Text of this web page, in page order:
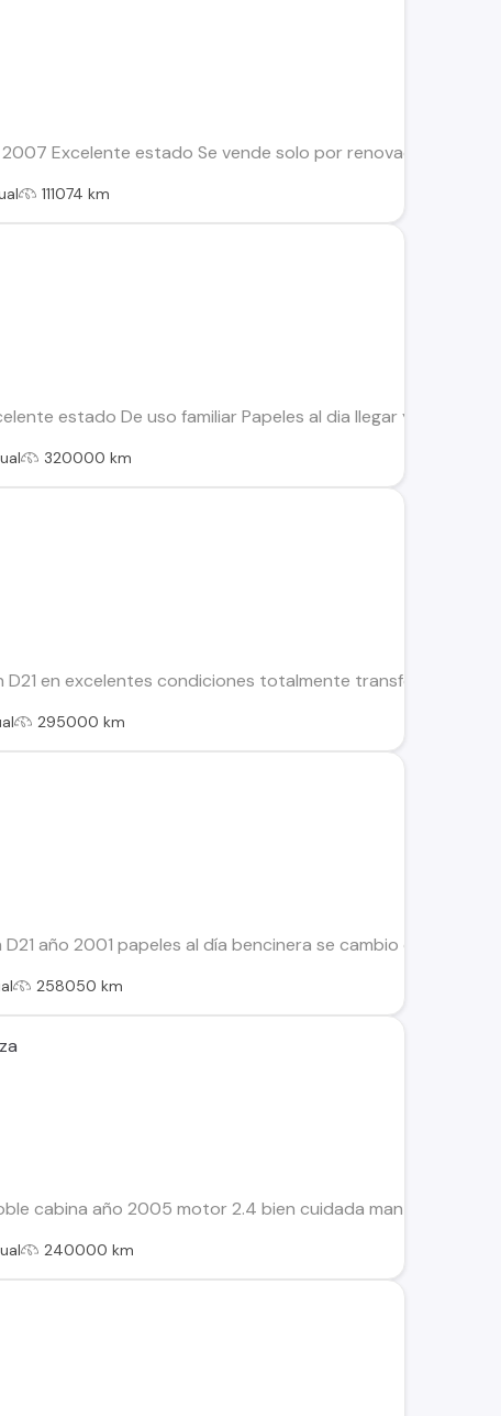
2007 Excelente estado Se vende solo por renovación Para
111074 km
estado De uso familiar Papeles al dia llegar y andar Se
320000 km
D21 en excelentes condiciones totalmente transferible, al
295000 km
año 2001 papeles al día bencinera se cambio cadena
258050 km
cabina año 2005 motor 2.4 bien cuidada mantenciones
240000 km